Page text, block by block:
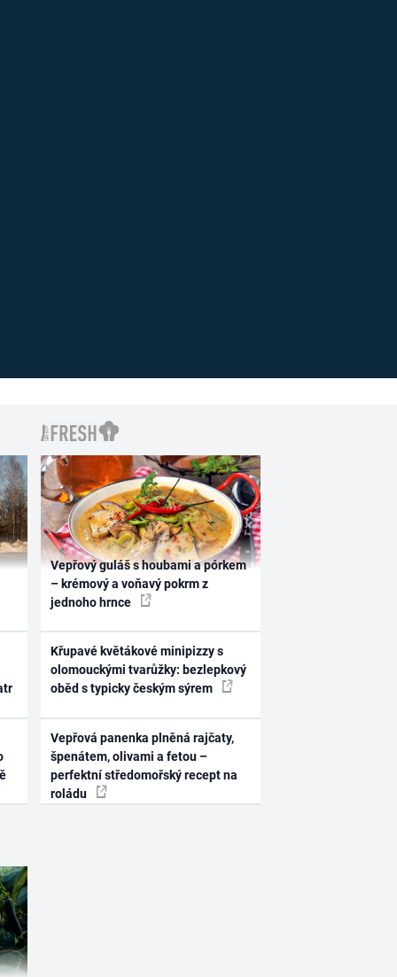
Vepřový guláš s houbami a pórkem
– krémový a voňavý pokrm z
jednoho hrnce
Křupavé květákové minipizzy s
olomouckými tvarůžky: bezlepkový
oběd s typicky českým sýrem
Vepřová panenka plněná rajčaty,
špenátem, olivami a fetou –
perfektní středomořský recept na
roládu